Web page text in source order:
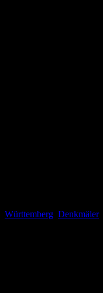
Württemberg Denkmäler